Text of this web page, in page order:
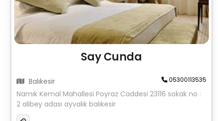
Say Cunda
Balıkesir 05300113535
Namık Kemal Mahallesi Poyraz Caddesi 23116 sokak no :
2 alibey adası ayvalık balıkesir